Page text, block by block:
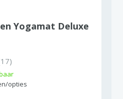
Yogamat Deluxe
opties